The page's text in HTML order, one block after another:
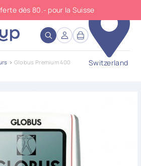
dès 80.- pour la Suisse
Switzerland
Globus Premium 400
close